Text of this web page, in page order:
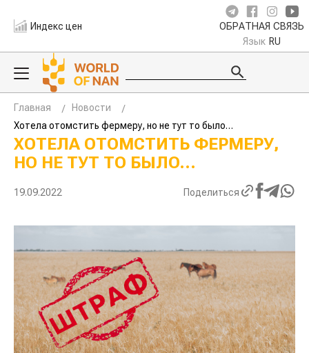
Индекс цен ОБРАТНАЯ СВЯЗЬ
Язык RU
Главная
Новости
Хотела отомстить фермеру, но не тут то было…
ХОТЕЛА ОТОМСТИТЬ ФЕРМЕРУ,
НО НЕ ТУТ ТО БЫЛО…
19.09.2022 Поделиться